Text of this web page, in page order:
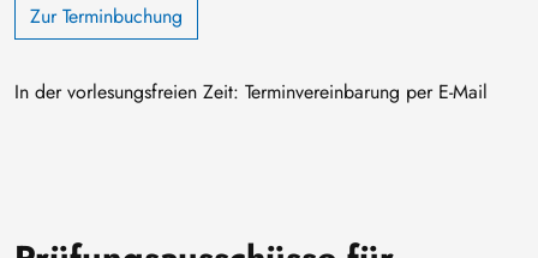
Zur Terminbuchung
In der vorlesungsfreien Zeit: Terminvereinbarung per E-Mail